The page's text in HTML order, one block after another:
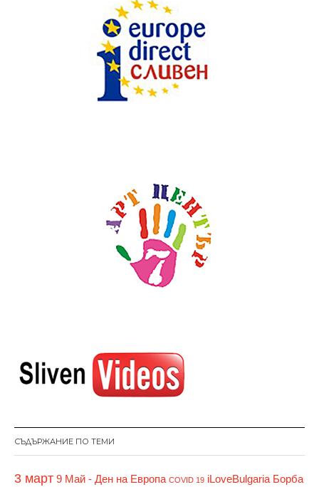
СЪДЪРЖАНИЕ ПО ТЕМИ
3 март 9 Май - Ден на Европа COVID 19 iLoveBulgaria Борба